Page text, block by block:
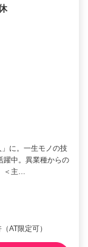
に。一生モノの技
躍中。異業種からの
＜主…
AT限定可）